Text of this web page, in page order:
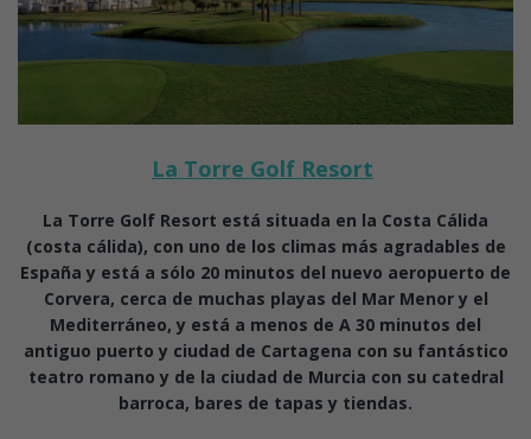
La Torre Golf Resort
La Torre Golf Resort está situada en la Costa Cálida
(costa cálida), con uno de los climas más agradables de
España y está a sólo 20 minutos del nuevo aeropuerto de
Corvera, cerca de muchas playas del Mar Menor y el
Mediterráneo, y está a menos de A 30 minutos del
antiguo puerto y ciudad de Cartagena con su fantástico
teatro romano y de la ciudad de Murcia con su catedral
barroca, bares de tapas y tiendas.